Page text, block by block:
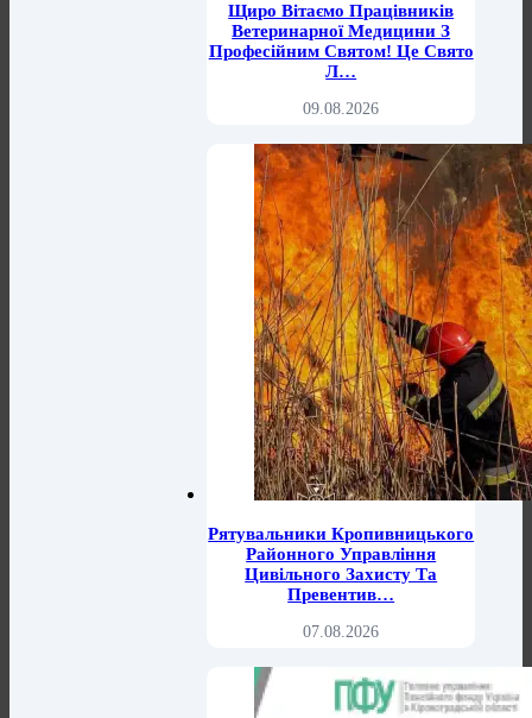
Щиро Вітаємо Працівників
Ветеринарної Медицини З
Професійним Святом! Це Свято
Л…
09.08.2026
Рятувальники Кропивницького
Районного Управління
Цивільного Захисту Та
Превентив…
07.08.2026